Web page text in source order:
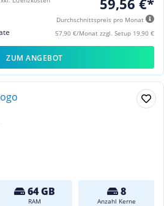
Durchschnittspreis pro Monat
57,90 €/Monat zzgl. Setup 19,90 €
ZUM ANGEBOT
64 GB
RAM
8
Anzahl Kerne